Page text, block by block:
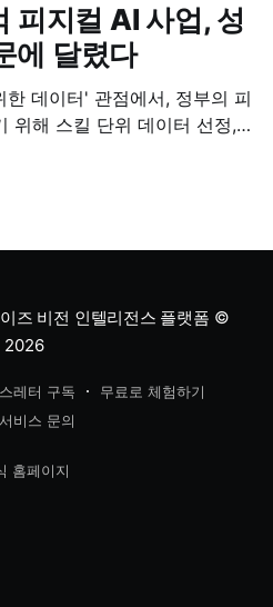
피지컬 AI 사업, 성
에 달렸다
데이터' 관점에서, 정부의 피
위해 스킬 단위 데이터 선정,
요하다고 제언했습니다.
즈 비전 인텔리전스 플랫폼 ©
2026
레터 구독
무료로 체험하기
서비스 문의
홈페이지